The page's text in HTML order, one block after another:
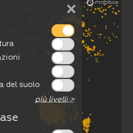
×
del suolo
più livelli >